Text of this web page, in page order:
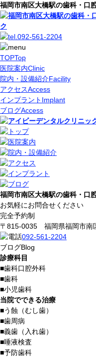
福岡市南区大橋駅の歯科・口
TOPTop
医院案内Clinic
院内・設備紹介Facility
アクセスAccess
インプラント Implant
ブログAccess
福岡市南区大橋駅の歯科・口
お気軽にお問合せください
完全予約制
〒815-0035 福岡県福岡市南
092-561-2204
ブログBlog
診療科目
■歯科口腔外科
■歯科
■小児歯科
当院でできる治療
■う蝕（むし歯）
■歯周病
■義歯（入れ歯）
■唾液検査
■予防歯科